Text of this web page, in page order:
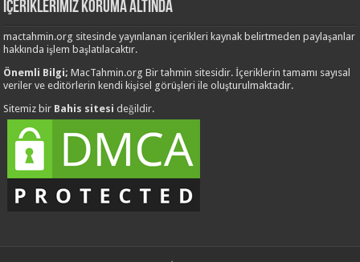
İçeriklerimiz Koruma Altında
mactahmin.org sitesinde yayınlanan içerikleri kaynak belirtmeden paylaşanlar
hakkında işlem başlatılacaktır.
Önemli Bilgi;MacTahmin.org Bir tahmin sitesidir. İçeriklerin tamamı sayısal
veriler ve editörlerin kendi kişisel görüşleri ile oluşturulmaktadır.
Sitemiz bir Bahis sitesi değildir.